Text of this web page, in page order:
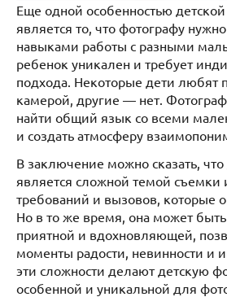
Еще одной особенностью
является то, что фотографу
навыками работы с разными
ребенок уникален и требует
подхода. Некоторые дети любят
камерой, другие — нет.
найти общий язык со всеми
и создать атмосферу
В заключение можно сказать, что
является сложной темой съемки
требований и вызовов, которые
Но в то же время, она может
приятной и вдохновляющей,
моменты радости, невинности и
эти сложности делают детскую
особенной и уникальной для